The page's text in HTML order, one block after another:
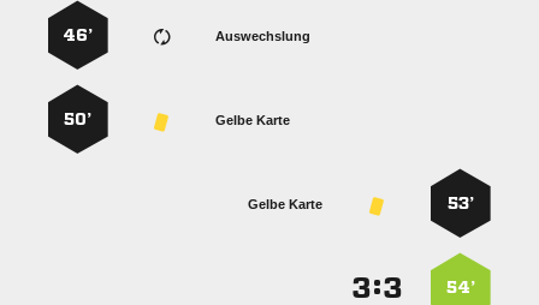
Auswechslung
46’
Gelbe Karte
50’
53’
Gelbe Karte
54’
: